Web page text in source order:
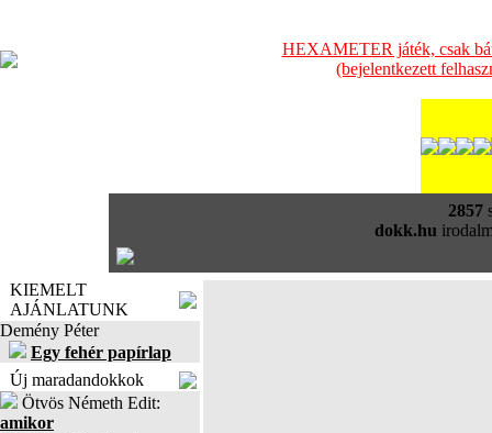
HEXAMETER játék, csak
(bejelentkezett
2857
dokk.hu
KIEMELT
AJÁNLATUNK
Demény Péter
Egy fehér papírlap
Új maradandokkok
Ötvös Németh Edit:
amikor